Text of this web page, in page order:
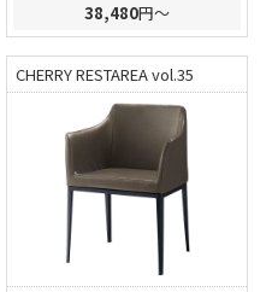
38,480円～
CHERRY RESTAREA vol.35